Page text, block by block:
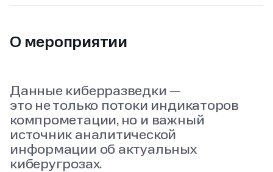
О мероприятии
Данные киберразведки —
это не только потоки индикаторов
компрометации, но и важный
источник аналитической
информации об актуальных
киберугрозах.